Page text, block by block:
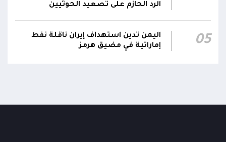
الرد الحازم على تصعيد الحوثيين
05
اليمن تدين استهداف إيران ناقلة نفط
إماراتية في مضيق هرمز